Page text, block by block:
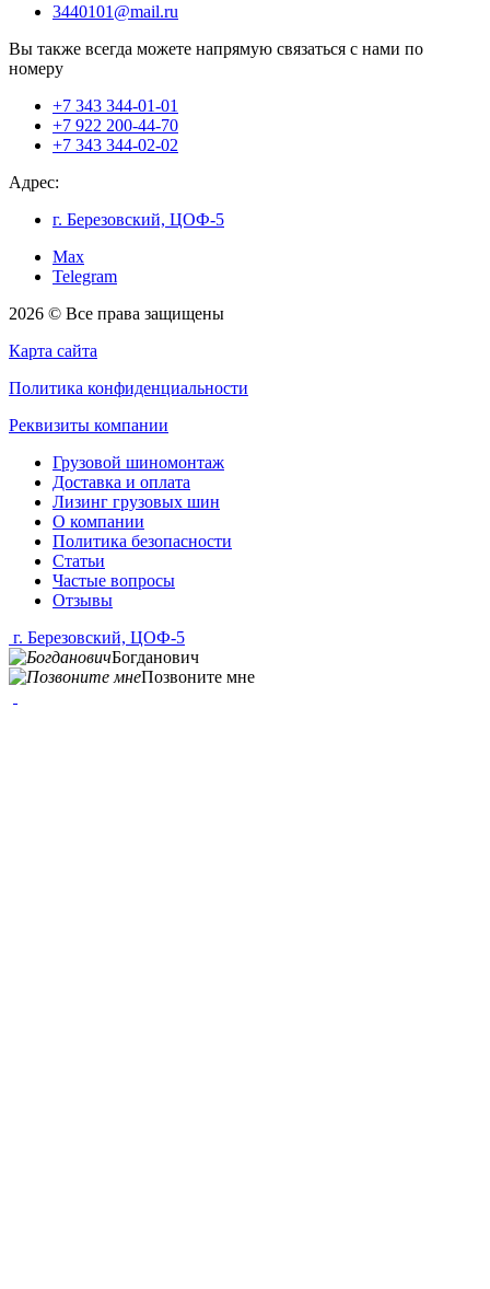
3440101@mail.ru
Вы также всегда можете напрямую связаться с нами по
номеру
+7 343 344-01-01
+7 922 200-44-70
+7 343 344-02-02
Адрес:
г. Березовский, ЦОФ-5
Max
Telegram
2026 © Все права защищены
Карта сайта
Политика конфиденциальности
Реквизиты компании
Грузовой шиномонтаж
Доставка и оплата
Лизинг грузовых шин
О компании
Политика безопасности
Статьи
Частые вопросы
Отзывы
г. Березовский, ЦОФ-5
Богданович
Позвоните мне